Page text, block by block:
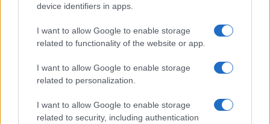
device identifiers in apps.
I want to allow Google to enable storage
related to functionality of the website or app.
I want to allow Google to enable storage
related to personalization.
I want to allow Google to enable storage
related to security, including authentication
FUORI PORTA